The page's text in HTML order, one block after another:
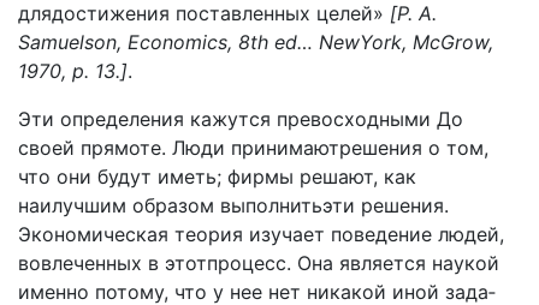
длядостижения поставленных целей» [P. A.
Samuelson, Economics, 8th ed… NewYork, McGrow,
1970, p. 13.].
Эти определения кажутся превосходными До
своей прямоте. Люди принимаютрешения о том,
что они будут иметь; фирмы решают, как
наилучшим образом выпол­нитьэти решения.
Экономическая теория изучает поведе­ние людей,
вовлеченных в этотпроцесс. Она является наукой
именно потому, что у нее нет никакой иной зада­